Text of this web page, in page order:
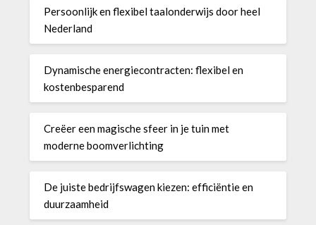
Persoonlijk en flexibel taalonderwijs door heel
Nederland
Dynamische energiecontracten: flexibel en
kostenbesparend
Creëer een magische sfeer in je tuin met
moderne boomverlichting
De juiste bedrijfswagen kiezen: efficiëntie en
duurzaamheid